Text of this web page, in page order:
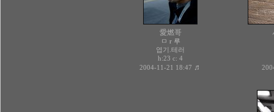
愛燃哥
ㅁ r 루
엽기.테러
h:23 c: 4
2004-11-21 18:47 ♬